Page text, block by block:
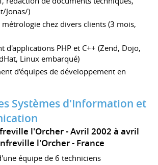
Jonas/)
métrologie chez divers clients (3 mois,
d'applications PHP et C++ (Zend, Dojo,
Linux embarqué)
d'équipes de développement en
Systèmes d'Information et
l'Orcher
Avril 2002 à avril
l'Orcher France
équipe de 6 techniciens